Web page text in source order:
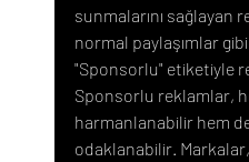
sunmalarını sağlayan
normal paylaşımlar
"Sponsorlu" etiketiyle
Sponsorlu reklamlar,
harmanlanabilir hem
odaklanabilir.